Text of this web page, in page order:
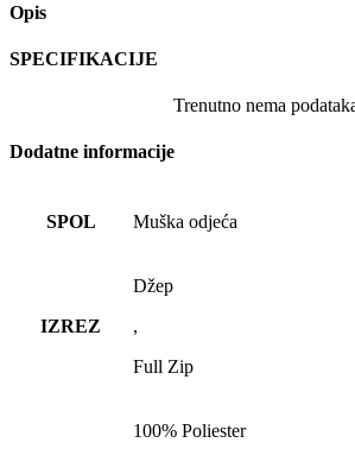
Opis
SPECIFIKACIJE
Trenutno nema
Dodatne informacije
SPOL Muška odjeća
IZREZ
Džep
,
Full Zip
100% Poliester